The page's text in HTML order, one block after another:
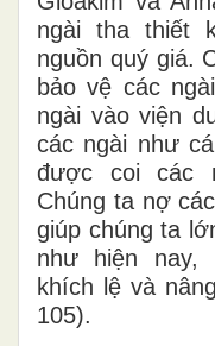
ngài tha thiết
nguồn quý giá.
bảo vệ các
ngài vào viện
các ngài như
được coi các
Chúng ta nợ
giúp chúng ta
như hiện nay,
khích lệ và
105).